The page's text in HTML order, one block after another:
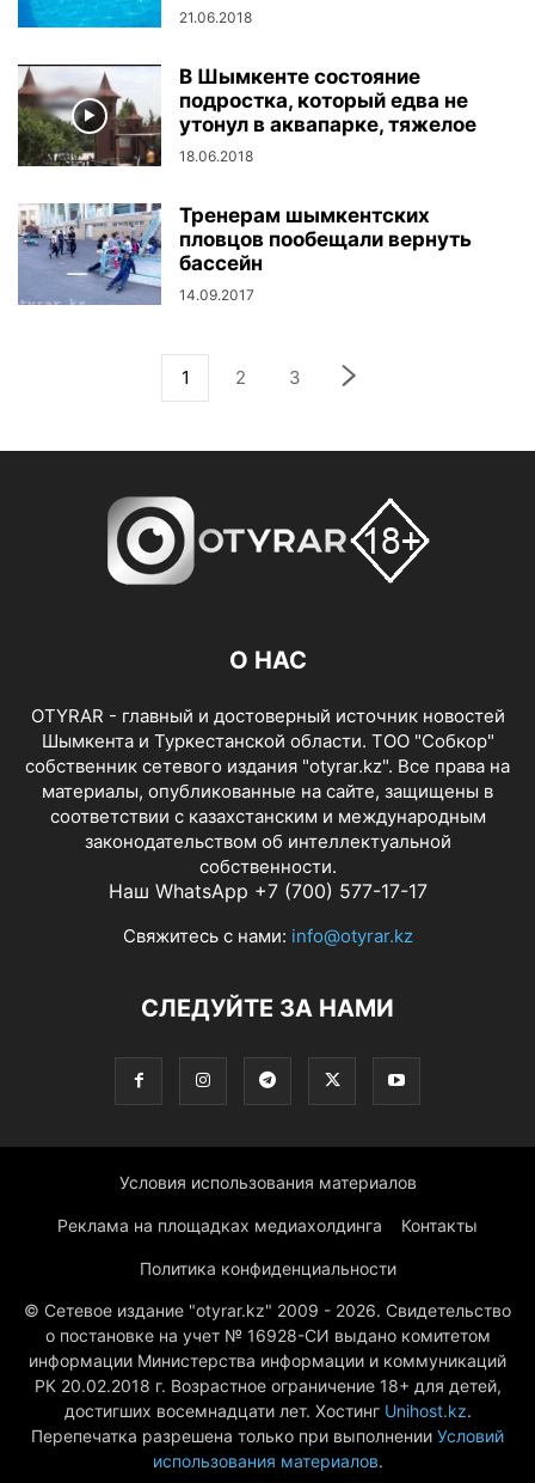
21.06.2018
В Шымкенте состояние
подростка, который едва не
утонул в аквапарке, тяжелое
18.06.2018
Тренерам шымкентских
пловцов пообещали вернуть
бассейн
14.09.2017
1 2 3
О НАС
OTYRAR - главный и достоверный источник новостей
Шымкента и Туркестанской области. ТОО "Собкор"
собственник сетевого издания "otyrar.kz". Все права на
материалы, опубликованные на сайте, защищены в
соответствии с казахстанским и международным
законодательством об интеллектуальной
собственности.
Наш WhatsApp +7 (700) 577-17-17
Свяжитесь с нами: info@otyrar.kz
СЛЕДУЙТЕ ЗА НАМИ
Условия использования материалов
Реклама на площадках медиахолдинга Контакты
Политика конфиденциальности
© Сетевое издание "otyrar.kz" 2009 - 2026. Свидетельство
о постановке на учет № 16928-СИ выдано комитетом
информации Министерства информации и коммуникаций
РК 20.02.2018 г. Возрастное ограничение 18+ для детей,
достигших восемнадцати лет. Хостинг Unihost.kz.
Перепечатка разрешена только при выполнении Условий
использования материалов.